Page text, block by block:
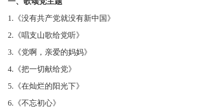
1.《没有共产党就没有新中国》
2.《唱支山歌给党听》
3.《党啊，亲爱的妈妈》
4.《把一切献给党》
5.《在灿烂的阳光下》
6.《不忘初心》